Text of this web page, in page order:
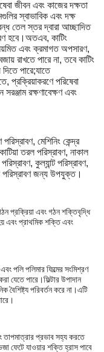
জীবন এবং কাজের দক্ষতা
স্বাভাবিক এবং দক্ষ
তেল স্তর দ্বারা আচ্ছাদিত
হবে।অতএব, কাটিং
এবং ক্রমাগত অপসারণ,
রাখতে পারে না, তবে কাটিং
পারে;যাতে
প্রক্রিয়াকরণে পরিষেবা
রক্ষণাবেক্ষণ এবং
মেশিনিং কেন্দ্র
তরল পরিস্রাবণ, নাকাল
কুল্যান্ট পরিস্রাবণ,
পরিস্রাবণ জন্য উপযুক্ত।
প্রক্রিয়া এবং গঠন শক্তিবৃদ্ধি
এবং প্রাথমিক শক্তি এবং
পলি পলিমার ফিল্মের সংমিশ্রণ
যেতে পারে।ফিল্টার উপাদান
বৈশিষ্ট্য পরিবর্তন করে না।এটি
তাপমাত্রার প্রভাব সহ্য করতে
ফেটে যাওয়ার শক্তি হ্রাস পাবে